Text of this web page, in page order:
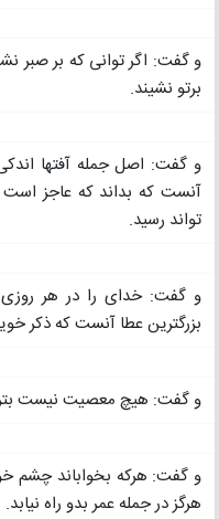
و گفت: اگر توانی که بر صبر
برتو نشیند.
و گفت: اصل جمله آفتها
آنست که بداند که عاجز است
تواند رسید.
و گفت: خدای را در هر
بزرگترین عطا آنست که ذکر
و گفت: هیچ معصیت نیست
و گفت: هرکه بخواباند چشم
هرگز در جمله عمر بدو راه نیابد.